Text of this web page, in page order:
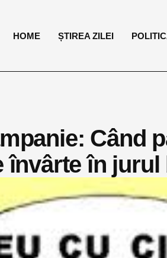
HOME ȘTIREA ZILEI
Când
învârte în